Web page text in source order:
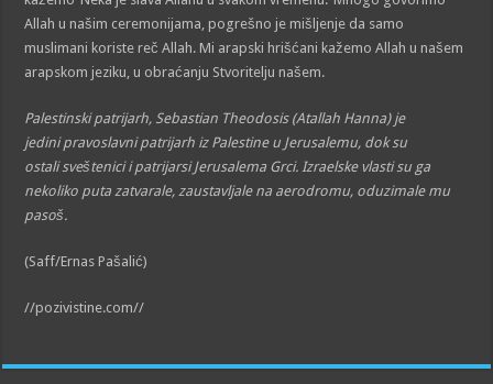
Allah u našim ceremonijama, pogrešno je mišljenje da samo
muslimani koriste reč Allah. Mi arapski hrišćani kažemo Allah u našem
arapskom jeziku, u obraćanju Stvoritelju našem.
Palestinski patrijarh, Sebastian Theodosis (Atallah Hanna) je
jedini pravoslavni patrijarh iz Palestine u Jerusalemu, dok su
ostali sveštenici i patrijarsi Jerusalema Grci. Izraelske vlasti su ga
nekoliko puta zatvarale, zaustavljale na aerodromu, oduzimale mu
pasoš.
(Saff/Ernas Pašalić)
//pozivistine.com//